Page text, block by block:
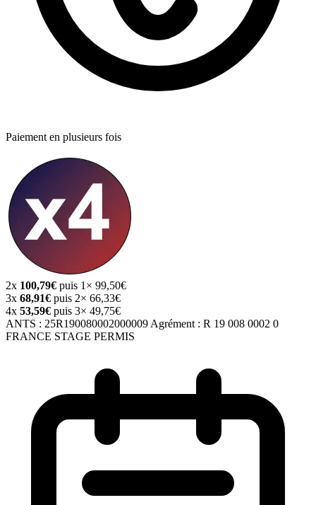
Paiement en plusieurs fois
2x 100,79€ puis 1× 99,50€
3x 68,91€ puis 2× 66,33€
4x 53,59€ puis 3× 49,75€
ANTS : 25R190080002000009 Agrément : R 19 008 0002 0
FRANCE STAGE PERMIS